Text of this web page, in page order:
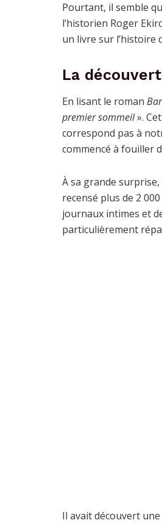
Pourtant, il semble
l’historien Roger
un livre sur l’histoire
La
En lisant le roman
premier sommeil».
correspond pas à
commencé à fouiller
À sa grande
recensé plus de 2
journaux intimes et
particulièrement
Il avait découvert